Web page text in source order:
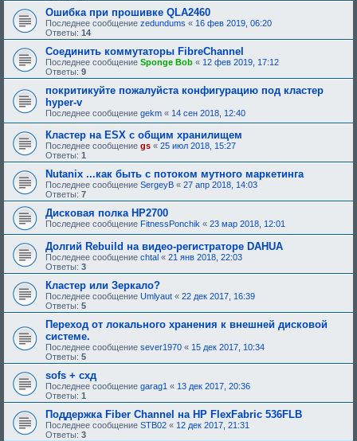
Ошибка при прошивке QLA2460
Последнее сообщение zedundums « 16 фев 2019, 06:20
Ответы: 14
Соединить коммутаторы FibreChannel
Последнее сообщение Sponge Bob « 12 фев 2019, 17:12
Ответы: 9
покритикуйте пожалуйста конфигурацию под кластер
hyper-v
Последнее сообщение gekm « 14 сен 2018, 12:40
Кластер на ESX c общим хранилищем
Последнее сообщение gs « 25 июл 2018, 15:27
Ответы: 1
Nutanix ...как быть с потоком мутного маркетинга
Последнее сообщение SergeyB « 27 апр 2018, 14:03
Ответы: 7
Дисковая полка HP2700
Последнее сообщение FitnessPonchik « 23 мар 2018, 12:01
Долгий Rebuild на видео-регистраторе DAHUA
Последнее сообщение chtal « 21 янв 2018, 22:03
Ответы: 3
Кластер или Зеркало?
Последнее сообщение Umlyaut « 22 дек 2017, 16:39
Ответы: 5
Переход от локального хранения к внешней дисковой
системе.
Последнее сообщение sever1970 « 15 дек 2017, 10:34
Ответы: 5
sofs + схд
Последнее сообщение garag1 « 13 дек 2017, 20:36
Ответы: 1
Поддержка Fiber Channel на HP FlexFabric 536FLB
Последнее сообщение STB02 « 12 дек 2017, 21:31
Ответы: 3